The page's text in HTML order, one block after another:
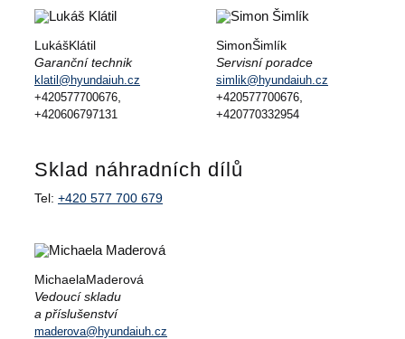
LukášKlátil
Garanční technik
klatil@hyundaiuh.cz
+420577700676
+420606797131
SimonŠimlík
Servisní poradce
simlik@hyundaiuh.cz
+420577700676
+420770332954
Sklad náhradních dílů
Tel: +420 577 700 679
MichaelaMaderová
Vedoucí skladu
a příslušenství
maderova@hyundaiuh.cz